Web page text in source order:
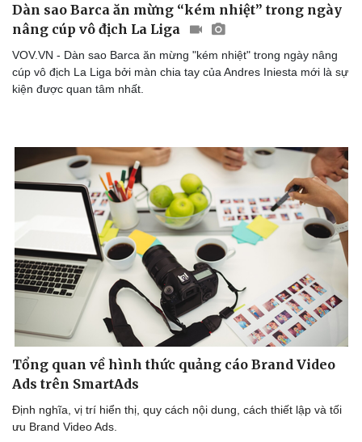
Dàn sao Barca ăn mừng “kém nhiệt” trong ngày
nâng cúp vô địch La Liga
VOV.VN - Dàn sao Barca ăn mừng "kém nhiệt" trong ngày nâng
cúp vô địch La Liga bởi màn chia tay của Andres Iniesta mới là sự
kiện được quan tâm nhất.
Tổng quan về hình thức quảng cáo Brand Video
Ads trên SmartAds
Định nghĩa, vị trí hiển thị, quy cách nội dung, cách thiết lập và tối
ưu Brand Video Ads.